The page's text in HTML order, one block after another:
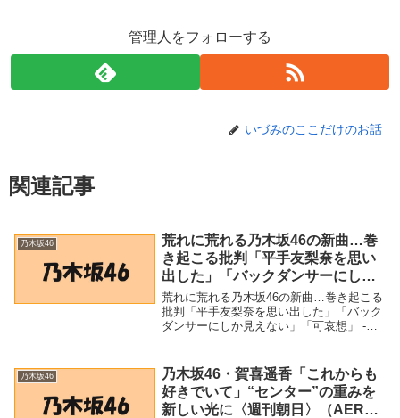
管理人をフォローする
いづみのここだけのお話
関連記事
乃木坂46
荒れに荒れる乃木坂46の新曲…巻
き起こる批判「平手友梨奈を思い
出した」「バックダンサーにしか
見えない」「可哀想」 – goo.ne.jp
荒れに荒れる乃木坂46の新曲…巻き起こる
批判「平手友梨奈を思い出した」「バック
ダンサーにしか見えない」「可哀想」 -
友梨奈を思い出した」「バックダン...
乃木坂46
乃木坂46・賀喜遥香「これからも
好きでいて」“センター”の重みを
新しい光に〈週刊朝日〉（AERA